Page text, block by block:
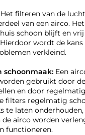
Het filteren van de
van een airco.
schoon blijft en
wordt de kans
verkleind.
schoonmaak: Een
gebruikt door
en door
filters regelmatig
te laten onderhouden,
de airco worden
functioneren.